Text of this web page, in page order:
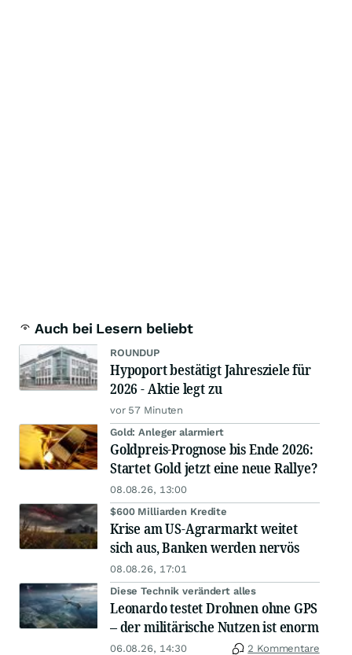
Auch bei Lesern beliebt
ROUNDUP
Hypoport bestätigt Jahresziele für
2026 - Aktie legt zu
vor 57 Minuten
Gold: Anleger alarmiert
Goldpreis-Prognose bis Ende 2026:
Startet Gold jetzt eine neue Rallye?
08.08.26, 13:00
$600 Milliarden Kredite
Krise am US-Agrarmarkt weitet
sich aus, Banken werden nervös
08.08.26, 17:01
Diese Technik verändert alles
Leonardo testet Drohnen ohne GPS
– der militärische Nutzen ist enorm
06.08.26, 14:30 2 Kommentare